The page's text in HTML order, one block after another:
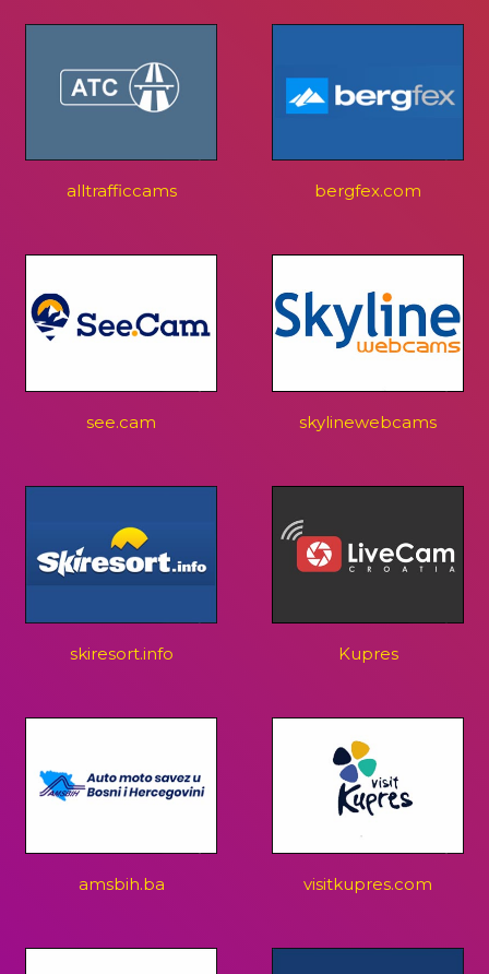
alltrafficcams bergfex.com
see.cam skylinewebcams
skiresort.info Kupres
amsbih.ba visitkupres.com